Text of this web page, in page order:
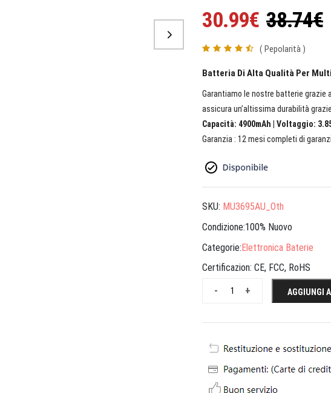
30.99€ 38.74€
( Pepolarità )
Batteria Di Alta Qualità Per
Garantiamo le nostre batterie grazie
assicura un’altissima durabilità
Capacità: 4900mAh | Voltaggio:
Garanzia : 12 mesi completi di
SKU: MU3695AU_Oth
Condizione:100% Nuovo
Categorie:Elettronica Baterie
Certificazion: CE, FCC, RoHS
+
- AGGIUNGI